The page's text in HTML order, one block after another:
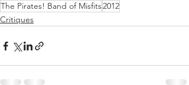
The Pirates! Band of Misfits2012
Critiques